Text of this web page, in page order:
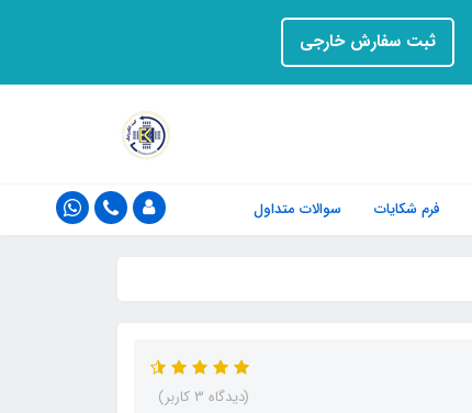
ثبت سفارش خارجی
فرم‌ شکایات سوالات متداول
(دیدگاه 3 کاربر)